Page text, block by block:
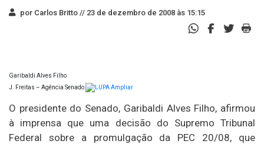
por Carlos Britto // 23 de dezembro de 2008 às 15:15
Garibaldi Alves Filho
J. Freitas – Agência Senado
Ampliar
O presidente do Senado, Garibaldi Alves Filho, afirmou
à imprensa que uma decisão do Supremo Tribunal
Federal sobre a promulgação da PEC 20/08, que